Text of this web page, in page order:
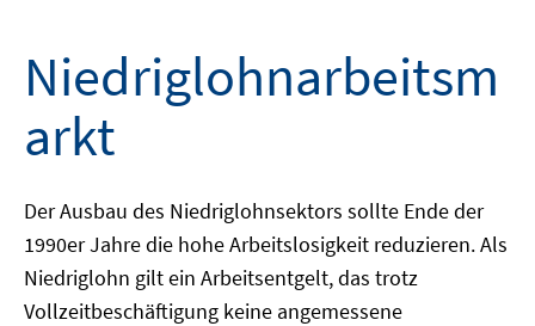
Niedriglohnarbeitsm
arkt
Der Ausbau des Niedriglohnsektors sollte Ende der
1990er Jahre die hohe Arbeitslosigkeit reduzieren. Als
Niedriglohn gilt ein Arbeitsentgelt, das trotz
Vollzeitbeschäftigung keine angemessene